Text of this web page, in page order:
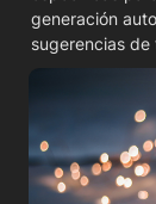
generación
sugerencias de